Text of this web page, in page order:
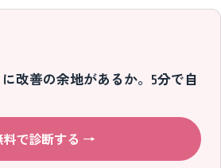
改善の余地があるか。5分で自
料で診断する →